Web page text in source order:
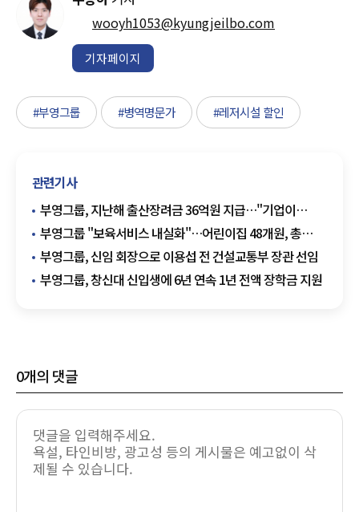
wooyh1053@kyungjeilbo.com
기자페이지
#부영그룹 #병역명문가 #레저시설 할인
관련기사
부영그룹, 지난해 출산장려금 36억원 지급…"기업이
저출생 해결 마중물"
부영그룹 "보육서비스 내실화"…어린이집 48개원, 총
122개 수상
부영그룹, 신임 회장으로 이용섭 전 건설교통부 장관 선임
부영그룹, 창신대 신입생에 6년 연속 1년 전액 장학금 지원
0개의 댓글